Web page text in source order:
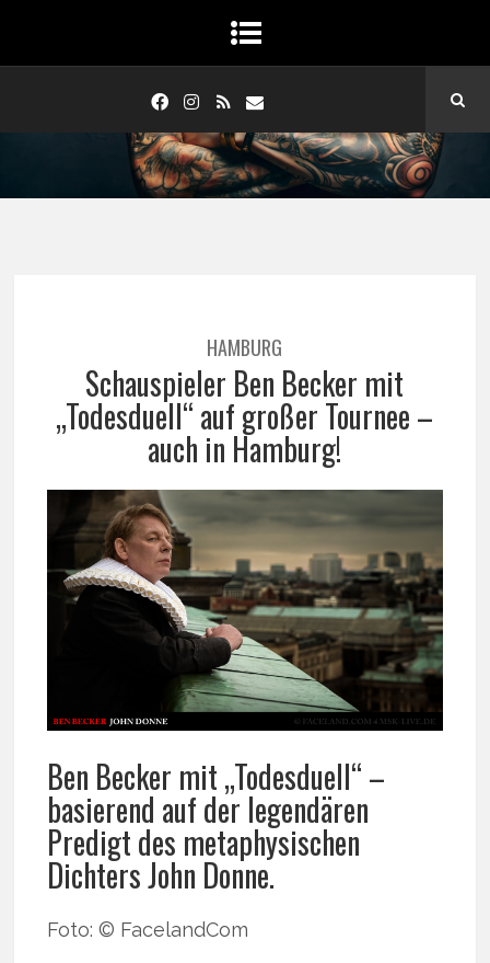
HAMBURG
Schauspieler Ben Becker mit
„Todesduell“ auf großer Tournee –
auch in Hamburg!
Ben Becker mit „Todesduell“ –
basierend auf der legendären
Predigt des metaphysischen
Dichters John Donne.
Foto: © FacelandCom